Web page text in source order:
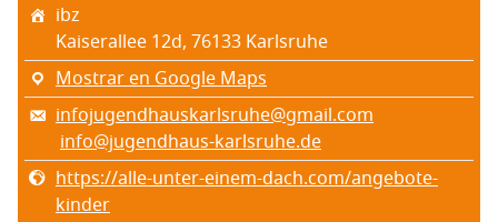
ibz
Kai­se­ra­llee 12d, 76133 Karls­ruhe
Mostrar en Google Maps
infojugendhauskarlsruhe@gmail.com
info@jugendhaus-karlsruhe.de
https://alle-unter-einem-dach.com/angebote-
kinder